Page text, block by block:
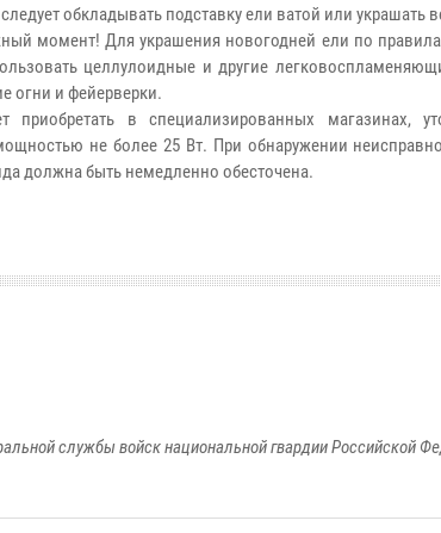
обкладывать подставку ели ватой или украшать
момент! Для украшения новогодней ели по
целлулоидные и другие
огни и фейерверки.
в специализированных магазинах,
не более 25 Вт. При обнаружении
должна быть немедленно обесточена.
службы войск национальной гвардии Российской